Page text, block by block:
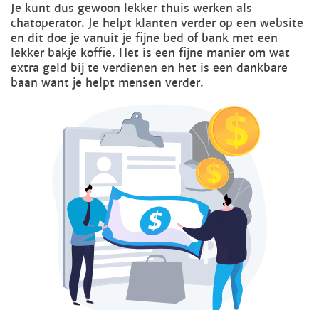
Je kunt dus gewoon lekker thuis werken als
chatoperator. Je helpt klanten verder op een website
en dit doe je vanuit je fijne bed of bank met een
lekker bakje koffie. Het is een fijne manier om wat
extra geld bij te verdienen en het is een dankbare
baan want je helpt mensen verder.